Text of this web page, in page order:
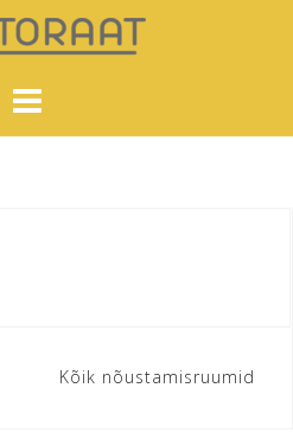
Kõik nõustamisruumid